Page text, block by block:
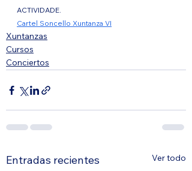
ACTIVIDADE.
Cartel Soncello Xuntanza VI
Xuntanzas
Cursos
Conciertos
Entradas recientes Ver todo